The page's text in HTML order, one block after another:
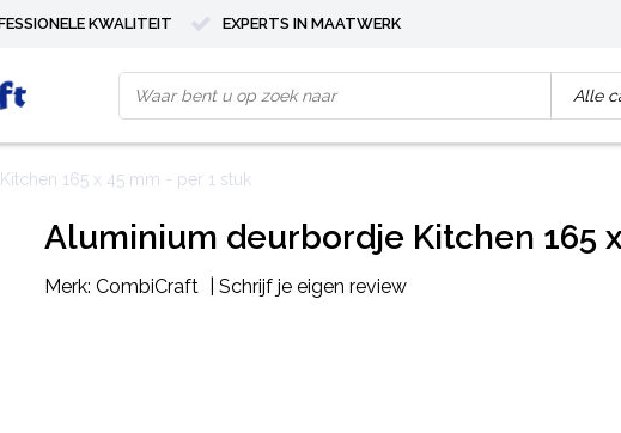
KWALITEIT EXPERTS IN MAATWERK
165 x 45 mm - per 1 stuk
Aluminium deurbordje Kitchen 165
Merk: CombiCraft Schrijf je eigen review